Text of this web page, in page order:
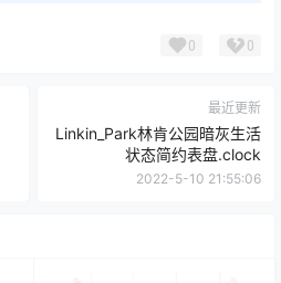
0 0
最近更新
Linkin_Park林肯公园暗灰生活
状态简约表盘.clock
2022-5-10 21:55:06